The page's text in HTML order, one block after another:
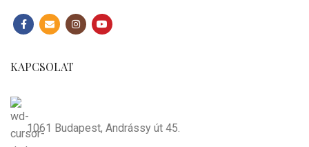
KAPCSOLAT
1061 Budapest, Andrássy út 45.